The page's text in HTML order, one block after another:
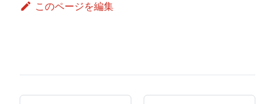
このページを編集